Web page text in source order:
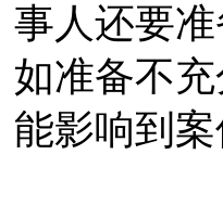
事人还要
如准备不
能影响到